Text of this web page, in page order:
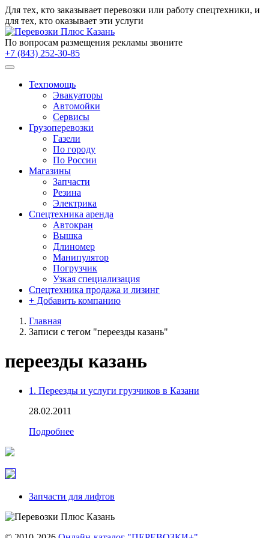
Для тех, кто заказывает перевозки или работу спецтехники, и
для тех, кто оказывает эти услуги
По вопросам размещения рекламы звоните
+7 (843) 252-30-85
Техпомощь
Эвакуаторы
Автомойки
Сервисы
Грузоперевозки
Газели
По городу
По России
Магазины
Запчасти
Резина
Электрика
Спецтехника аренда
Автокран
Вышка
Длиномер
Манипулятор
Погрузчик
Узкая специализация
Спецтехника продажа и лизинг
+ Добавить компанию
Главная
Записи с тегом "переезды казань"
переезды казань
1. Переезды и услуги грузчиков в Казани
28.02.2011
Подробнее
Запчасти для лифтов